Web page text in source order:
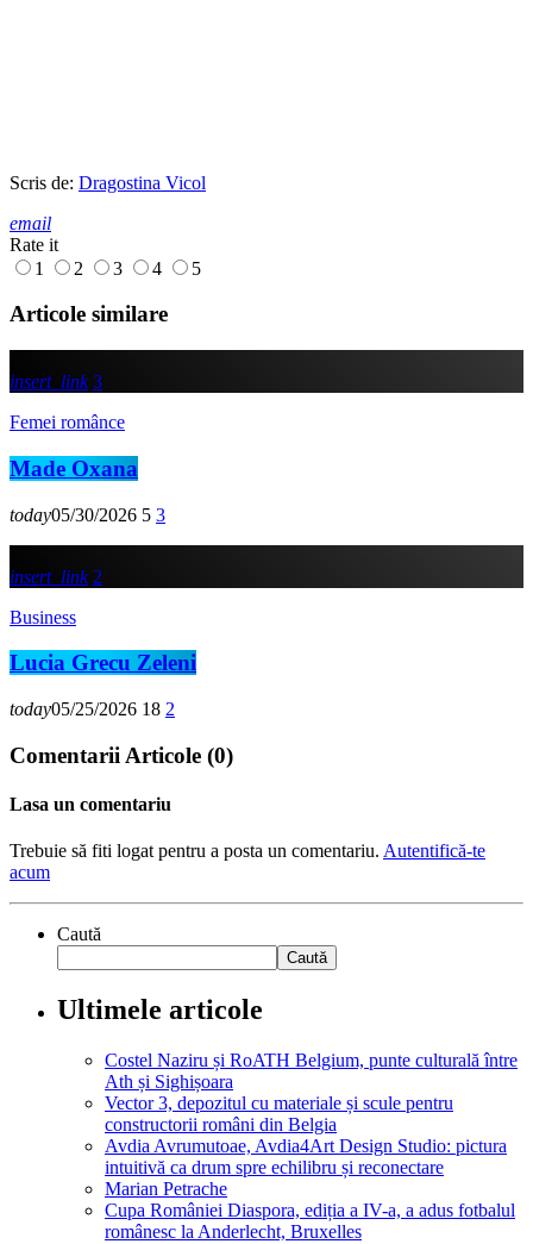
Scris de: Dragostina Vicol
email
Rate it
1
2 3 4 5
Articole similare
insert_link 3
Femei românce
Made Oxana
today05/30/2026 5 3
insert_link 2
Business
Lucia Grecu Zeleni
today05/25/2026 18 2
Comentarii Articole (0)
Lasa un comentariu
Trebuie să fiti logat pentru a posta un comentariu. Autentifică-te
acum
Caută
Caută
Ultimele articole
Costel Naziru și RoATH Belgium, punte culturală între
Ath și Sighișoara
Vector 3, depozitul cu materiale și scule pentru
constructorii români din Belgia
Avdia Avrumutoae, Avdia4Art Design Studio: pictura
intuitivă ca drum spre echilibru și reconectare
Marian Petrache
Cupa României Diaspora, ediția a IV-a, a adus fotbalul
românesc la Anderlecht, Bruxelles